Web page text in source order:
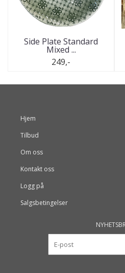
Side Plate Standard
Mixed ...
249,-
Hjem
Tilbud
Om oss
Kontakt oss
Logg på
Salgsbetingelser